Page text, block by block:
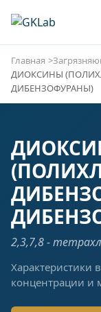
Главная
ДИОКСИНЫ
ДИБЕНЗОФУРАНЫ)
2,3,7,8 -
Характеристики
концентрации и